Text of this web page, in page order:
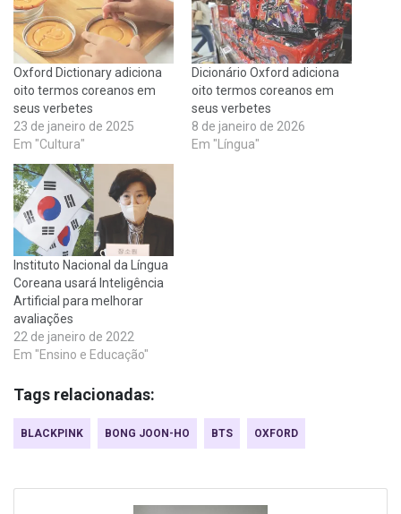
Oxford Dictionary adiciona
oito termos coreanos em
seus verbetes
23 de janeiro de 2025
Em "Cultura"
Dicionário Oxford adiciona
oito termos coreanos em
seus verbetes
8 de janeiro de 2026
Em "Língua"
Instituto Nacional da Língua
Coreana usará Inteligência
Artificial para melhorar
avaliações
22 de janeiro de 2022
Em "Ensino e Educação"
Tags relacionadas:
BLACKPINK BONG JOON-HO BTS OXFORD